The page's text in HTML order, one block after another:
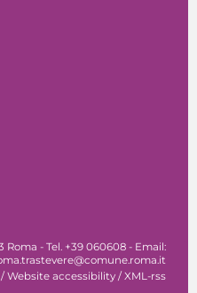
Roma - Tel. +39 060608 - Email:
/Website accessibility /XML-rss